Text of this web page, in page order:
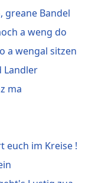
greane Bandel
a weng do
a wengal sitzen
Landler
ma
euch im Kreise !